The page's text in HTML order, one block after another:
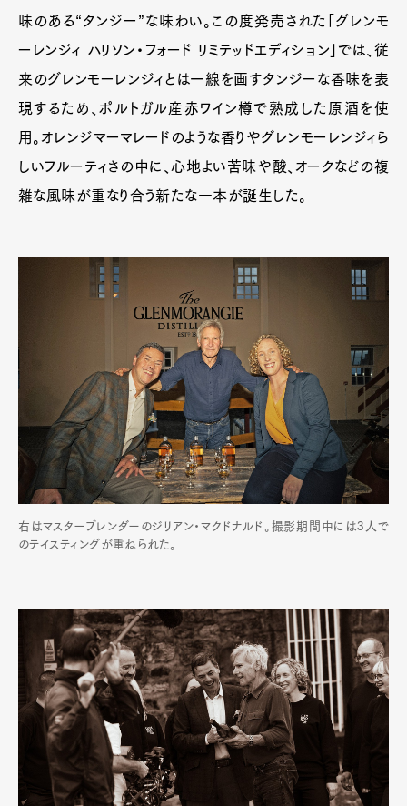
味のある“タンジー”な味わい。この度発売された「グレンモ
ーレンジィ ハリソン・フォード リミテッドエディション」では、従
来のグレンモーレンジィとは一線を画すタンジーな香味を表
現するため、ポルトガル産赤ワイン樽で熟成した原酒を使
用。オレンジマーマレードのような香りやグレンモーレンジィら
しいフルーティさの中に、心地よい苦味や酸、オークなどの複
雑な風味が重なり合う新たな一本が誕生した。
右はマスターブレンダーのジリアン・マクドナルド。撮影期間中には3人で
のテイスティングが重ねられた。